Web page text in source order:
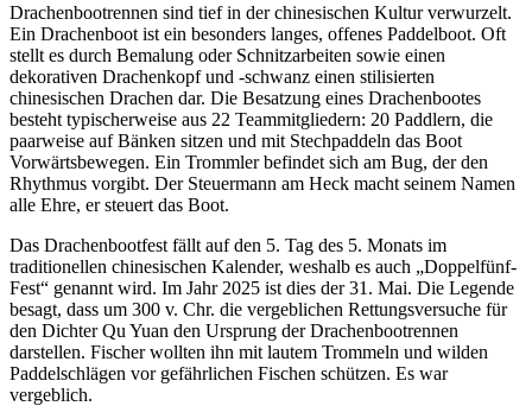
Drachenbootrennen sind tief in der chinesischen Kultur verwurzelt.
Ein Drachenboot ist ein besonders langes, offenes Paddelboot. Oft
stellt es durch Bemalung oder Schnitzarbeiten sowie einen
dekorativen Drachenkopf und -schwanz einen stilisierten
chinesischen Drachen dar. Die Besatzung eines Drachenbootes
besteht typischerweise aus 22 Teammitgliedern: 20 Paddlern, die
paarweise auf Bänken sitzen und mit Stechpaddeln das Boot
Vorwärtsbewegen. Ein Trommler befindet sich am Bug, der den
Rhythmus vorgibt. Der Steuermann am Heck macht seinem Namen
alle Ehre, er steuert das Boot.
Das Drachenbootfest fällt auf den 5. Tag des 5. Monats im
traditionellen chinesischen Kalender, weshalb es auch „Doppelfünf-
Fest“ genannt wird. Im Jahr 2025 ist dies der 31. Mai. Die Legende
besagt, dass um 300 v. Chr. die vergeblichen Rettungsversuche für
den Dichter Qu Yuan den Ursprung der Drachenbootrennen
darstellen. Fischer wollten ihn mit lautem Trommeln und wilden
Paddelschlägen vor gefährlichen Fischen schützen. Es war
vergeblich.